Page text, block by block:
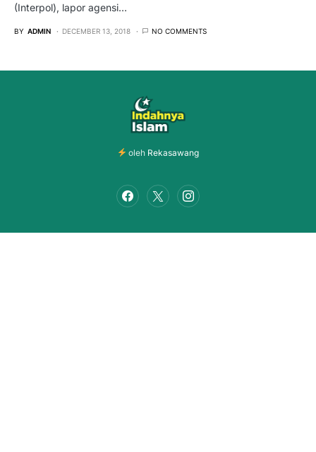
(Interpol), lapor agensi…
BY ADMIN DECEMBER 13, 2018 NO COMMENTS
oleh Rekasawang